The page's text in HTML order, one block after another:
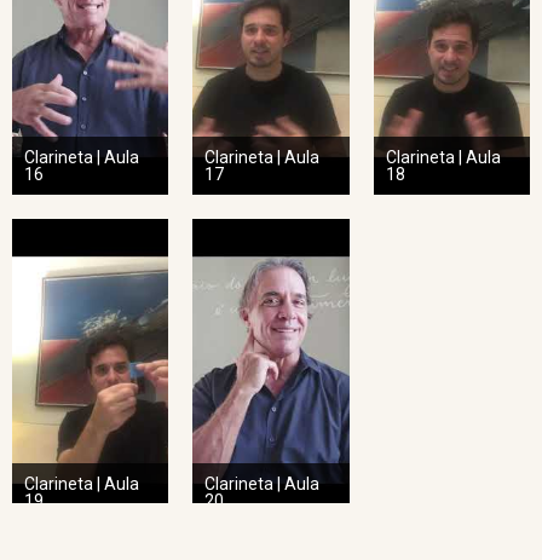
Clarineta | Aula
16
Clarineta | Aula
17
Clarineta | Aula
18
Clarineta | Aula
19
Clarineta | Aula
20